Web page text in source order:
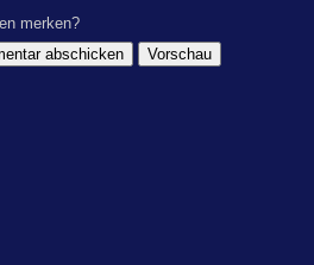
merken?